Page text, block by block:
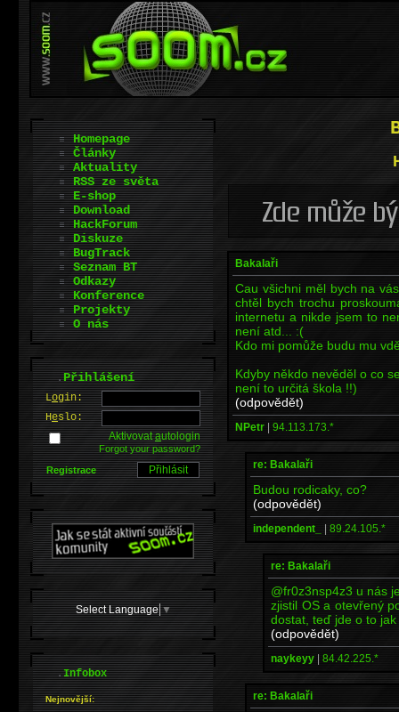
Bakalaři
Cau všichni měl bych na
chtěl bych trochu
internetu a nikde jsem to
není atd... :(
Kdo mi pomůže budu mu
Kdyby někdo nevěděl o co
není to určitá škola !!)
(odpovědět)
NPetr | 94.113.173.*
re: Bakalaři
Budou rodicaky, co?
(odpovědět)
independent_ | 89.24.105.*
re: Bakalaři
@fr0z3nsp4z3 u nás
zjistil OS a otevřený
dostat, teď jde o to
(odpovědět)
naykeyy | 84.42.225.*
re: Bakalaři
Homepage
Články
Aktuality
RSS ze světa
E-shop
Download
HackForum
Diskuze
BugTrack
Seznam BT
Odkazy
Konference
Projekty
O nás
.Přihlášení
Login:
Heslo:
Aktivovatautologin
Forgot your password?
Registrace
Select Language ▼
.Infobox
Nejnovější: